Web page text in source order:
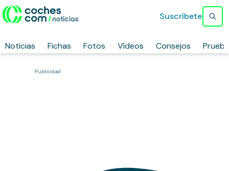
Noticias Fichas Fotos Vídeos Consejos
Suscríbete
Publicidad